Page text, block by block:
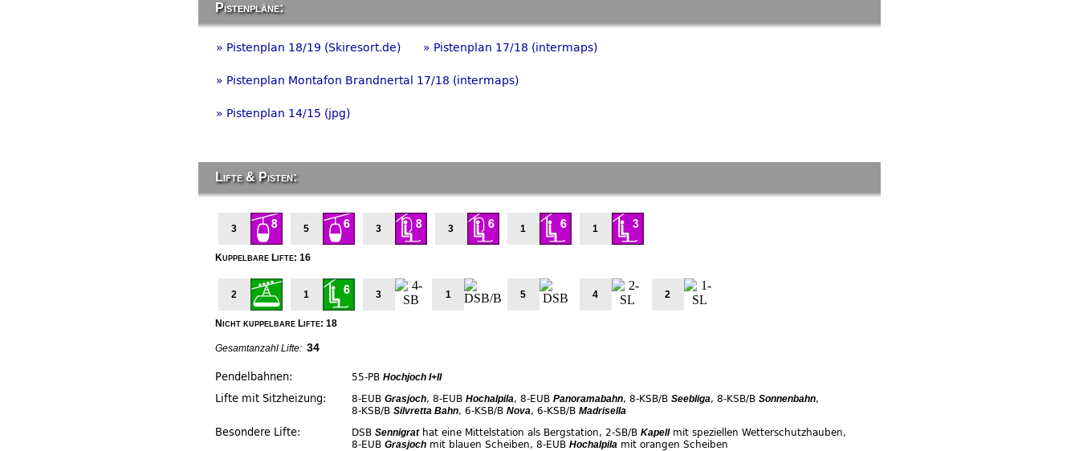
Pistenpläne:
» Pistenplan 18/19 (Skiresort.de) » Pistenplan 17/18 (intermaps)
» Pistenplan Montafon Brandnertal 17/18 (intermaps)
» Pistenplan 14/15 (jpg)
Lifte & Pisten:
3 5 3 3 1 1
Kuppelbare Lifte: 16
2 1 3 1 5 4 2
Nicht kuppelbare Lifte: 18
Gesamtanzahl Lifte:34
Pendelbahnen: 55-PBHochjoch I+II
Lifte mit Sitzheizung: 8-EUBGrasjoch, 8-EUBHochalpila, 8-EUBPanoramabahn, 8-KSB/BSeebliga, 8-KSB/BSonnenbahn,
8-KSB/BSilvretta Bahn, 6-KSB/BNova, 6-KSB/BMadrisella
Besondere Lifte: DSBSennigrathat eine Mittelstation als Bergstation, 2-SB/BKapellmit speziellen Wetterschutzhauben,
8-EUBGrasjoch mit blauen Scheiben, 8-EUBHochalpila mit orangen Scheiben